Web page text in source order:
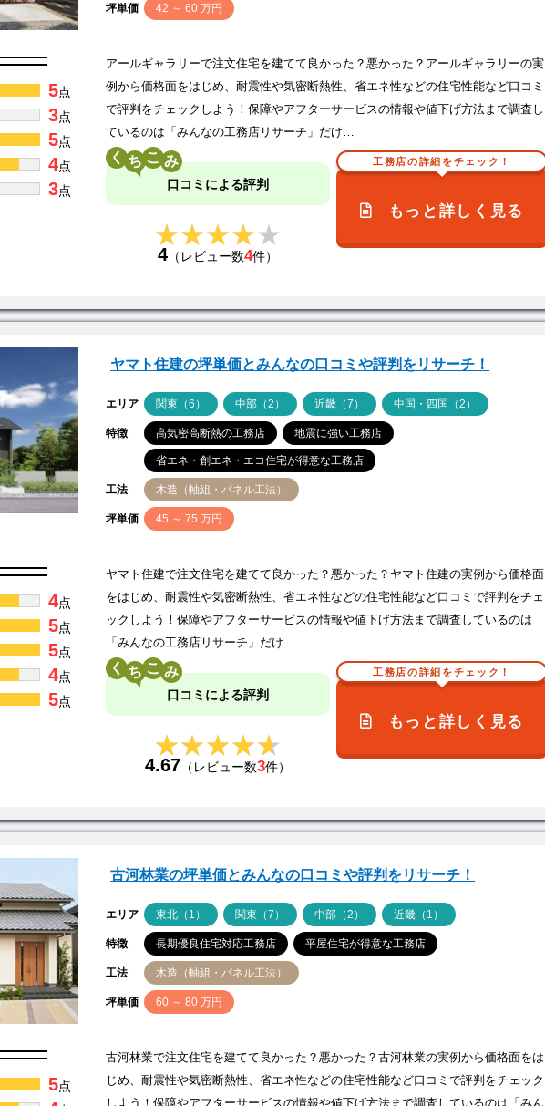
坪単価 42 ～ 60 万円
5点
3点
5点
4点
3点
アールギャラリーで注文住宅を建てて良かった？悪かった？アールギャラリーの実
例から価格面をはじめ、耐震性や気密断熱性、省エネ性などの住宅性能など口コミ
で評判をチェックしよう！保障やアフターサービスの情報や値下げ方法まで調査し
ているのは「みんなの工務店リサーチ」だけ…
く こ
口コミによる評判
★★★★★
★★★★★
4 （レビュー数4件）
工務店の詳細をチェック！
もっと詳しく見る
ヤマト住建の坪単価とみんなの口コミや評判をリサーチ！
エリア 関東（6） 中部（2） 近畿（7） 中国・四国（2）
特徴 高気密高断熱の工務店 地震に強い工務店
省エネ・創エネ・エコ住宅が得意な工務店
工法 木造（軸組・パネル工法）
坪単価 45 ～ 75 万円
4点
5点
5点
4点
5点
ヤマト住建で注文住宅を建てて良かった？悪かった？ヤマト住建の実例から価格面
をはじめ、耐震性や気密断熱性、省エネ性などの住宅性能など口コミで評判をチェ
ックしよう！保障やアフターサービスの情報や値下げ方法まで調査しているのは
「みんなの工務店リサーチ」だけ…
く こ
口コミによる評判
★★★★★
★★★★★
4.67 （レビュー数3件）
工務店の詳細をチェック！
もっと詳しく見る
古河林業の坪単価とみんなの口コミや評判をリサーチ！
エリア 東北（1） 関東（7） 中部（2） 近畿（1）
特徴 長期優良住宅対応工務店 平屋住宅が得意な工務店
工法 木造（軸組・パネル工法）
坪単価 60 ～ 80 万円
5点
古河林業で注文住宅を建てて良かった？悪かった？古河林業の実例から価格面をは
じめ、耐震性や気密断熱性、省エネ性などの住宅性能など口コミで評判をチェック
しよう！保障やアフターサービスの情報や値下げ方法まで調査しているのは「みん